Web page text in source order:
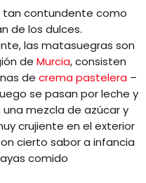
tan contundente como
de los dulces.
las matasuegras son
de Murcia, consisten
de crema pastelera –
se pasan por leche y
mezcla de azúcar y
crujiente en el exterior
cierto sabor a infancia
comido